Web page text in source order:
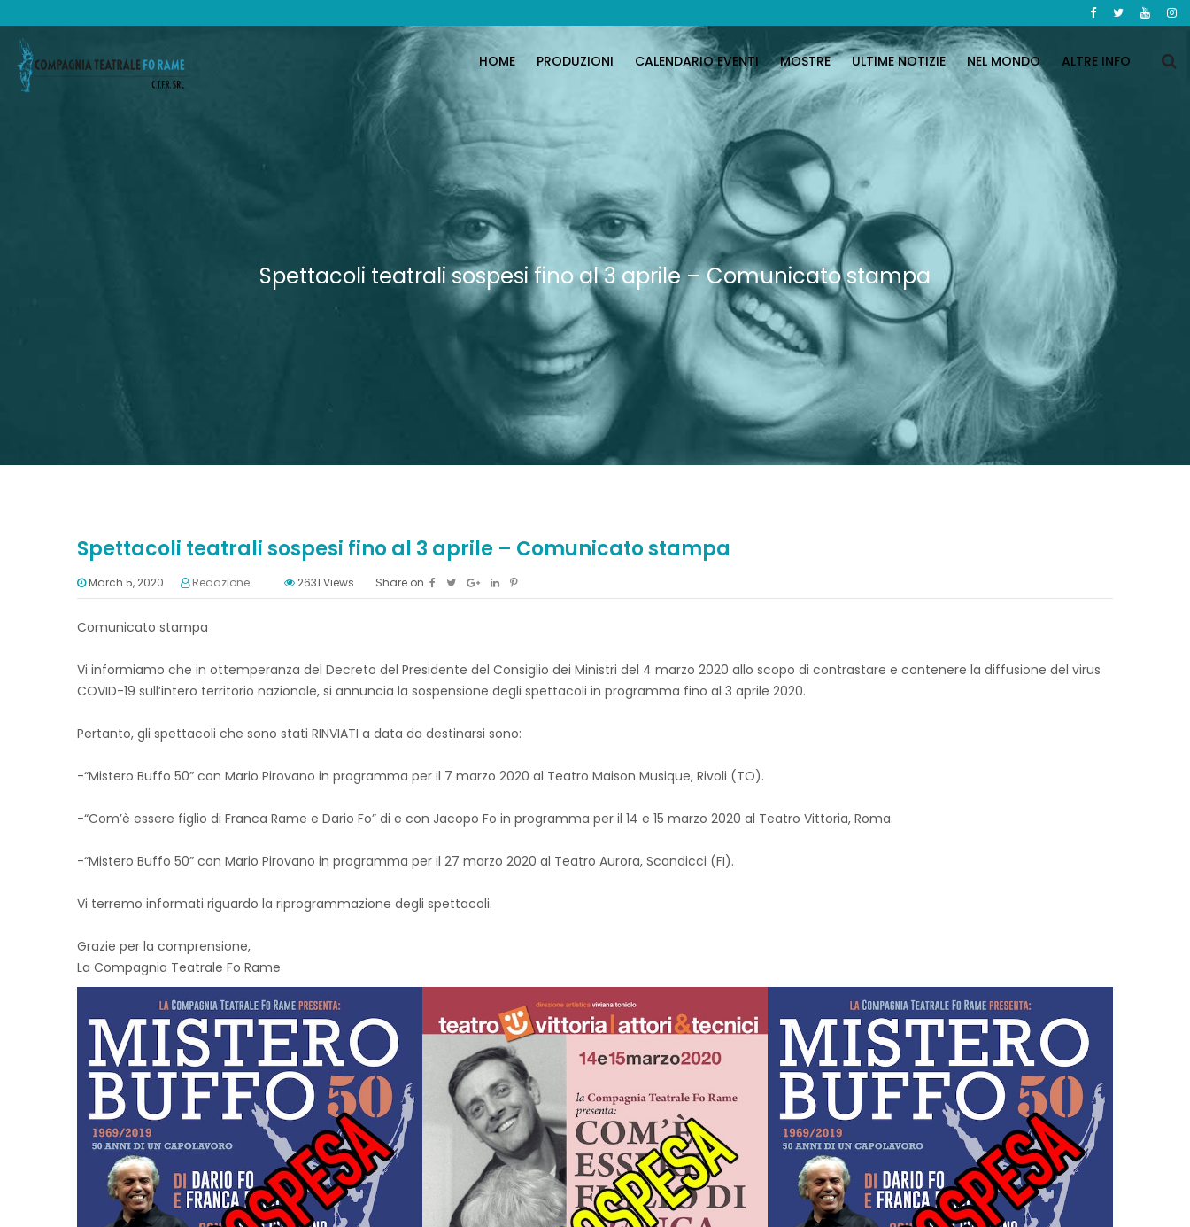
HOME PRODUZIONI CALENDARIO EVENTI MOSTRE ULTIME NOTIZIE NEL MONDO ALTRE INFO
Spettacoli teatrali sospesi fino al 3 aprile – Comunicato stampa
Spettacoli teatrali sospesi fino al 3 aprile – Comunicato stampa
March 5, 2020 Redazione 2631 Views Share on
Comunicato stampa
Vi informiamo che in ottemperanza del Decreto del Presidente del Consiglio dei Ministri del 4 marzo 2020 allo scopo di contrastare e contenere la diffusione del virus
COVID-19 sull’intero territorio nazionale, si annuncia la sospensione degli spettacoli in programma fino al 3 aprile 2020.
Pertanto, gli spettacoli che sono stati RINVIATI a data da destinarsi sono:
-“Mistero Buffo 50” con Mario Pirovano in programma per il 7 marzo 2020 al Teatro Maison Musique, Rivoli (TO).
-“Com’è essere figlio di Franca Rame e Dario Fo” di e con Jacopo Fo in programma per il 14 e 15 marzo 2020 al Teatro Vittoria, Roma.
-“Mistero Buffo 50” con Mario Pirovano in programma per il 27 marzo 2020 al Teatro Aurora, Scandicci (FI).
Vi terremo informati riguardo la riprogrammazione degli spettacoli.
Grazie per la comprensione,
La Compagnia Teatrale Fo Rame